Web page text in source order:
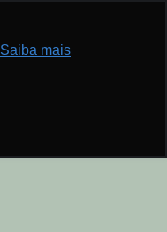
Saiba mais